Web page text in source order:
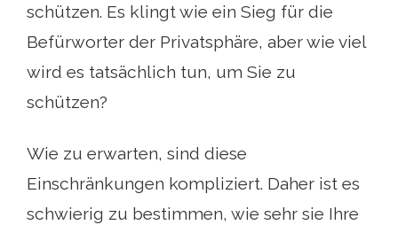
schützen. Es klingt wie ein Sieg für die
Befürworter der Privatsphäre, aber wie viel
wird es tatsächlich tun, um Sie zu
schützen?
Wie zu erwarten, sind diese
Einschränkungen kompliziert. Daher ist es
schwierig zu bestimmen, wie sehr sie Ihre